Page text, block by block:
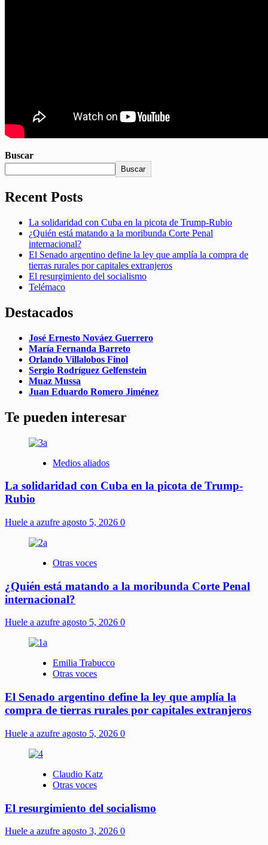
Buscar
Buscar
Recent Posts
La solidaridad con Cuba en la picota de Trump-Rubio
¿Quién está matando a la moribunda Corte Penal
internacional?
El Senado argentino define la ley que amplía la compra de
tierras rurales por capitales extranjeros
El resurgimiento del socialismo
Telémaco
Destacados
José Ernesto Nováez Guerrero
María Fernanda Barreto
Orlando Villalobos Finol
Sergio Rodríguez Gelfenstein
Muaz Mussa
Juan Eduardo Romero Jiménez
Te pueden interesar
Medios aliados
La solidaridad con Cuba en la picota de Trump-
Rubio
Huele a azufre agosto 5, 2026 0
Otras voces
¿Quién está matando a la moribunda Corte Penal
internacional?
Huele a azufre agosto 5, 2026 0
Emilia Trabucco
Otras voces
El Senado argentino define la ley que amplía la
compra de tierras rurales por capitales extranjeros
Huele a azufre agosto 5, 2026 0
Claudio Katz
Otras voces
El resurgimiento del socialismo
Huele a azufre agosto 3, 2026 0